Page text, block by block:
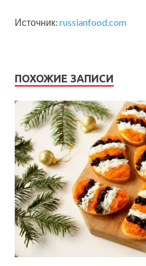
Источник: russianfood.com
ПОХОЖИЕ ЗАПИСИ